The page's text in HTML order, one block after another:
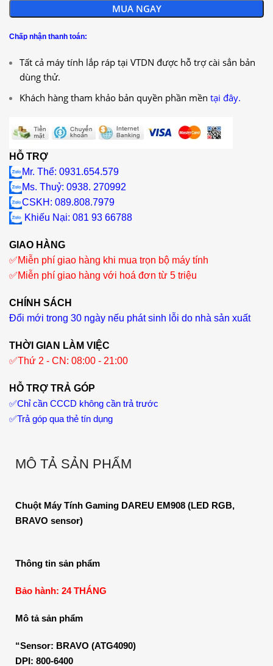
MUA NGAY
Chấp nhận thanh toán:
Tất cả máy tính lắp ráp tại VTDN được hỗ trợ cài sẳn bản
dùng thử.
Khách hàng tham khảo bản quyền phần mền tại đây.
HỖ TRỢ
Mr. Thể: 0931.654.579
Ms. Thuỷ: 0938. 270992
CSKH: 089.808.7979
Khiếu Nại: 081 93 66788
GIAO HÀNG
✅Miễn phí giao hàng khi mua trọn bộ máy tính
✅Miễn phí giao hàng với hoá đơn từ 5 triệu
CHÍNH SÁCH
Đổi mới trong 30 ngày nếu phát sinh lỗi do nhà sản xuất
THỜI GIAN LÀM VIỆC
✅Thứ 2 - CN: 08:00 - 21:00
HỖ TRỢ TRẢ GÓP
✅Chỉ cần CCCD không cần trả trước
✅Trả góp qua thẻ tín dụng
MÔ TẢ SẢN PHẨM
Chuột Máy Tính Gaming DAREU EM908 (LED RGB,
BRAVO sensor)
Thông tin sản phẩm
Bảo hành: 24 THÁNG
Mô tả sản phẩm
“Sensor: BRAVO (ATG4090)
DPI: 800-6400